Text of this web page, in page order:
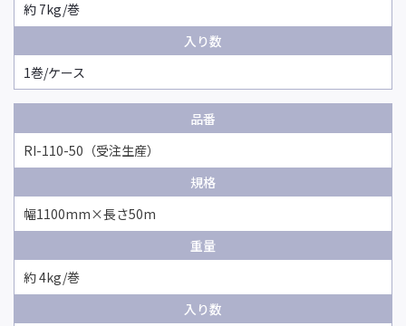
約 7kg/巻
入り数
1巻/ケース
品番
RI-110-50 （受注生産）
規格
幅1100mm×長さ50m
重量
約 4kg/巻
入り数